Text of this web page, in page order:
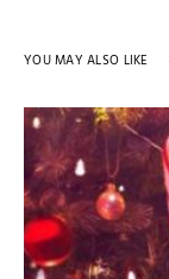
YOU MAY ALSO LIKE